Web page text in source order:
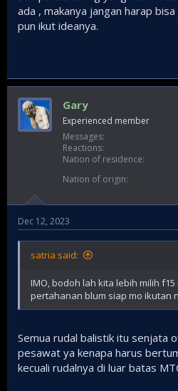
ada , makanya jangan harap
pun ikut ideanya.
Gary
Experienced member
Messages
Reactions
Nation of residence
Nation of origin
Dec 12, 2023
satria said:
IMO, bodoh lah kita lebih milih
pertahanan blum siap mo ikutan
Semua rudal balistik itu senjata
pesawat ya kenapa harus
kecuali rudalnya di luar batas